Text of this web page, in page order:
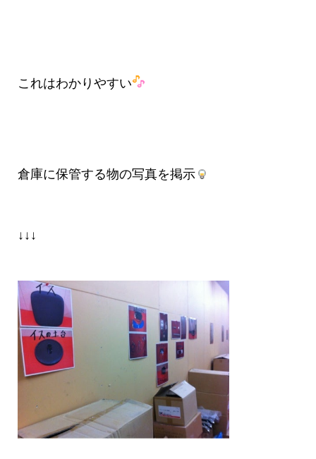
これはわかりやすい
倉庫に保管する物の写真を掲示
↓↓↓